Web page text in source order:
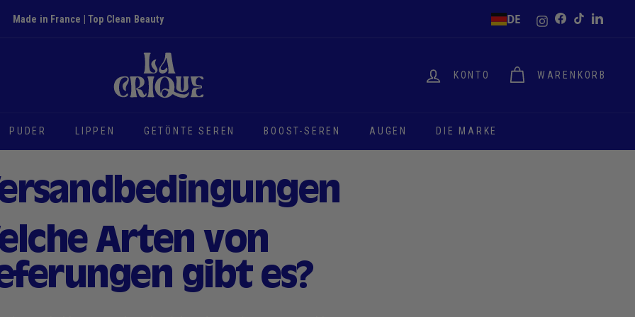
Made in France | Top Clean Beauty DE
Instagram
Facebook
TikTok
D
i
e
u
t
KONTO WARENKORB
PUDER LIPPEN GETÖNTE SEREN BOOST-SEREN AUGEN DIE MARKE
Arten von
gibt es?